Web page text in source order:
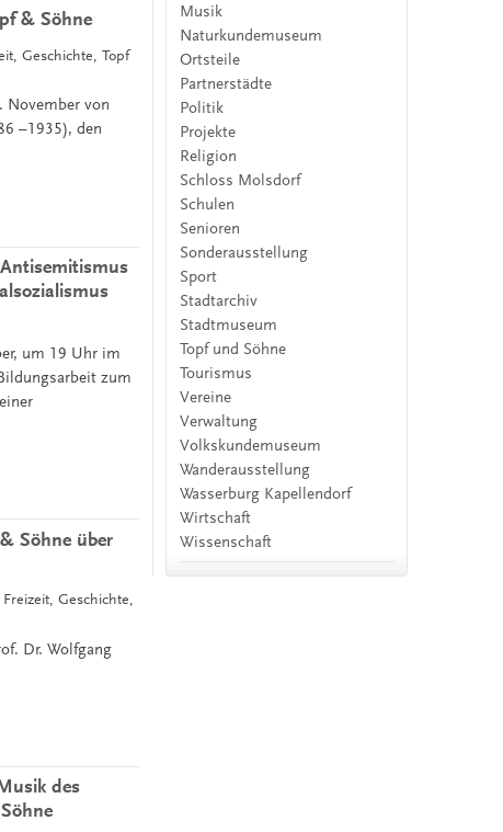
& Söhne
Geschichte, Topf
November von
–1935), den
um 19 Uhr im
zum
Söhne über
Geschichte,
Dr. Wolfgang
des
Musik
Naturkundemuseum
Ortsteile
Partnerstädte
Politik
Projekte
Religion
Schloss Molsdorf
Schulen
Senioren
Sonderausstellung
Sport
Stadtarchiv
Stadtmuseum
Topf und Söhne
Tourismus
Vereine
Verwaltung
Volkskundemuseum
Wanderausstellung
Wasserburg Kapellendorf
Wirtschaft
Wissenschaft